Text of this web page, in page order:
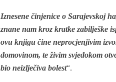
Iznesene činjenice o Sarajevskoj
znane nam kroz kratke zabilješke
ovu knjigu čine neprocjenjivim
domovinom, te živim svjedokom
bio neizlječiva bolest“.